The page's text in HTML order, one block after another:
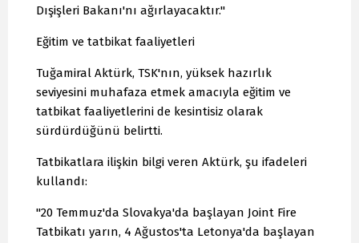
Dışişleri Bakanı'nı ağırlayacaktır."
Eğitim ve tatbikat faaliyetleri
Tuğamiral Aktürk, TSK'nın, yüksek hazırlık
seviyesini muhafaza etmek amacıyla eğitim ve
tatbikat faaliyetlerini de kesintisiz olarak
sürdürdüğünü belirtti.
Tatbikatlara ilişkin bilgi veren Aktürk, şu ifadeleri
kullandı:
"20 Temmuz'da Slovakya'da başlayan Joint Fire
Tatbikatı yarın, 4 Ağustos'ta Letonya'da başlayan